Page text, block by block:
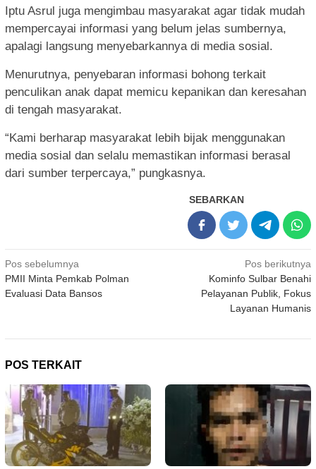
Iptu Asrul juga mengimbau masyarakat agar tidak mudah
mempercayai informasi yang belum jelas sumbernya,
apalagi langsung menyebarkannya di media sosial.
Menurutnya, penyebaran informasi bohong terkait
penculikan anak dapat memicu kepanikan dan keresahan
di tengah masyarakat.
“Kami berharap masyarakat lebih bijak menggunakan
media sosial dan selalu memastikan informasi berasal
dari sumber terpercaya,” pungkasnya.
SEBARKAN
Navigasi
pos
Pos sebelumnya
PMII Minta Pemkab Polman
Evaluasi Data Bansos
Pos berikutnya
Kominfo Sulbar Benahi
Pelayanan Publik, Fokus
Layanan Humanis
POS TERKAIT